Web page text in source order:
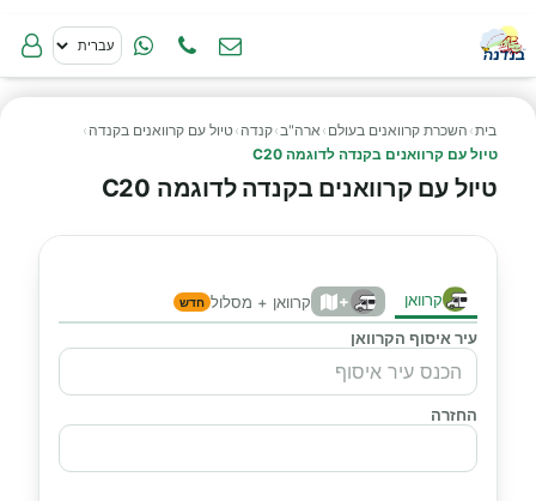
בית› השכרת קרוואנים בעולם › ארה"ב›קנדה ›טיול עם קרוואנים בקנדה ›
טיול עם קרוואנים בקנדה לדוגמה C20
טיול עם קרוואנים בקנדה לדוגמה C20
קרוואן + קרוואן + מסלול חדש
עיר איסוף הקרוואן
החזרה